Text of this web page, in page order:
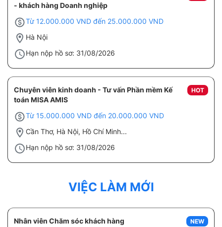
- khách hàng Doanh nghiệp
Từ 12.000.000 VND đến 25.000.000 VND
Hà Nội
Hạn nộp hồ sơ: 31/08/2026
HOT
Chuyên viên kinh doanh - Tư vấn Phần mềm Kế
toán MISA AMIS
Từ 15.000.000 VND đến 20.000.000 VND
Cần Thơ, Hà Nội, Hồ Chí Minh...
Hạn nộp hồ sơ: 31/08/2026
VIỆC LÀM MỚI
NEW
Nhân viên Chăm sóc khách hàng